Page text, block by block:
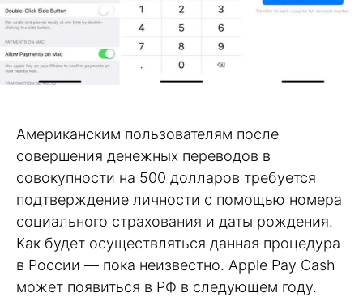
Американским пользователям после
совершения денежных переводов в
совокупности на 500 долларов требуется
подтверждение личности с помощью номера
социального страхования и даты рождения.
Как будет осуществляться данная процедура
в России — пока неизвестно. Apple Pay Cash
может появиться в РФ в следующем году.